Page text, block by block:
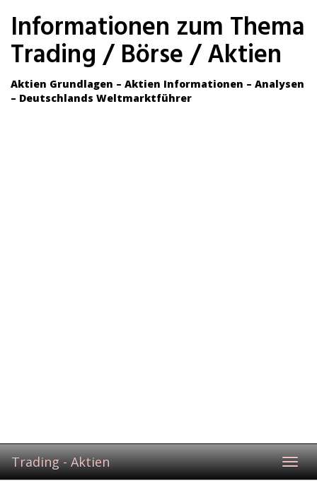
main
content
Informationen zum Thema
Trading / Börse / Aktien
Aktien Grundlagen – Aktien Informationen – Analysen
– Deutschlands Weltmarktführer
Trading - Aktien